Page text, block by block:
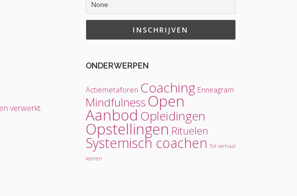
verwerkt.
ONDERWERPEN
Actiemetaforen Coaching Enneagram
MindfulnessOpen
Aanbod Opleidingen
Opstellingen Rituelen
Systemisch coachen Tot verhaal
komen